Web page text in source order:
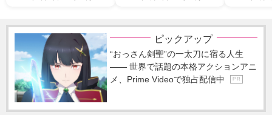
よ！」
ピックアップ
“おっさん剣聖”の一太刀に宿る人生
―― 世界で話題の本格アクションアニ
メ、Prime Videoで独占配信中
P R